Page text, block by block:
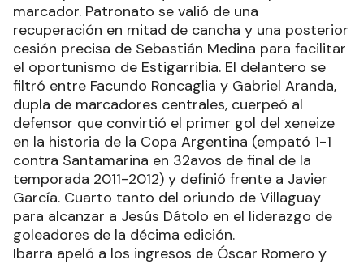
marcador. Patronato se valió de una
recuperación en mitad de cancha y una posterior
cesión precisa de Sebastián Medina para facilitar
el oportunismo de Estigarribia. El delantero se
filtró entre Facundo Roncaglia y Gabriel Aranda,
dupla de marcadores centrales, cuerpeó al
defensor que convirtió el primer gol del xeneize
en la historia de la Copa Argentina (empató 1-1
contra Santamarina en 32avos de final de la
temporada 2011-2012) y definió frente a Javier
García. Cuarto tanto del oriundo de Villaguay
para alcanzar a Jesús Dátolo en el liderazgo de
goleadores de la décima edición.
Ibarra apeló a los ingresos de Óscar Romero y